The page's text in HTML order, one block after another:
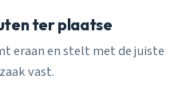
ter plaatse
eraan en stelt met de juiste
vast.